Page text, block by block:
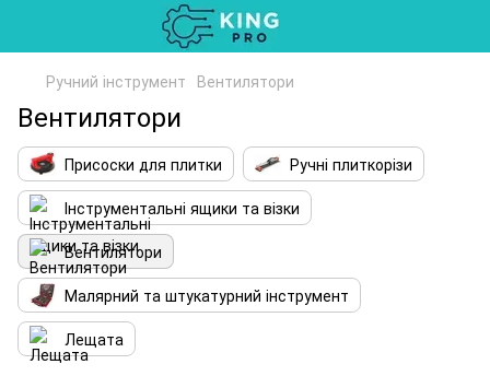
Ручний інструмент Вентилятори
Вентилятори
Присоски для плитки
Ручні плиткорізи
Інструментальні ящики та візки
Вентилятори
Малярний та штукатурний інструмент
Лещата